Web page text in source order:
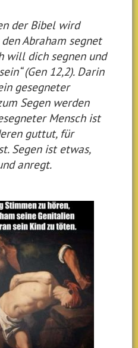
der Bibel wird
Abraham segnet
will dich segnen und
(Gen 12,2). Darin
gesegneter
Segen werden
Mensch ist
guttut, für
Segen ist etwas,
anregt.